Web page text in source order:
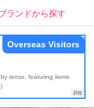
ランドから探す
tenso, featuring items
Overseas Visitors